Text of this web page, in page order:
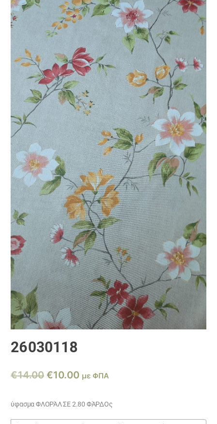
26030118
€14.00 Original
was:
€14.00.
€10.00Η
τιμή
είναι:
με ΦΠΑ
ύφασμα ΦΛΟΡΆΛ ΣΕ 2.80 ΦΆΡΔΟς